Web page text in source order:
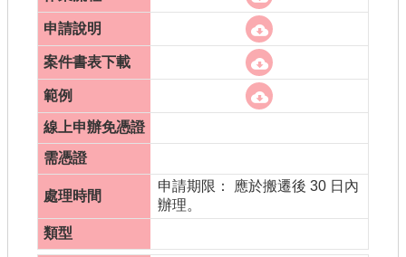
申請期限： 應於搬遷後 30 日內
辦理。